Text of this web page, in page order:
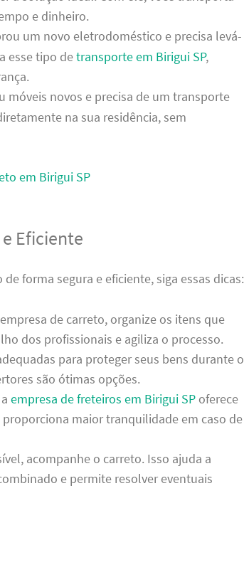
e dinheiro.
um novo eletrodoméstico e precisa levá-
esse tipo detransporte em Birigui SP,
móveis novos e precisa de um transporte
na sua residência, sem
Eficiente
forma segura e eficiente, siga essas dicas:
de carreto, organize os itens que
dos profissionais e agiliza o processo.
para proteger seus bens durante o
são ótimas opções.
empresa de freteiros em Birigui SPoferece
maior tranquilidade em caso de
acompanhe o carreto. Isso ajuda a
e permite resolver eventuais